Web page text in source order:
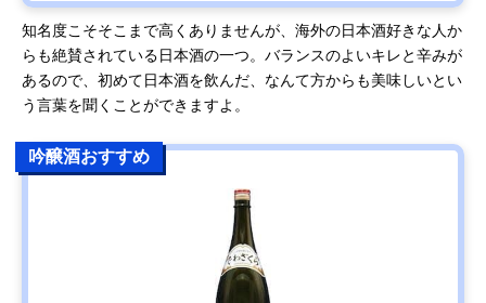
知名度こそそこまで高くありませんが、海外の日本酒好きな人か
らも絶賛されている日本酒の一つ。バランスのよいキレと辛みが
あるので、初めて日本酒を飲んだ、なんて方からも美味しいとい
う言葉を聞くことができますよ。
吟醸酒おすすめ